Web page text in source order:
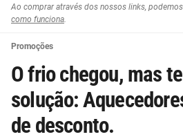
Ao comprar através dos nossos links,
como funciona.
Promoções
O frio chegou, mas
solução:
de desconto.